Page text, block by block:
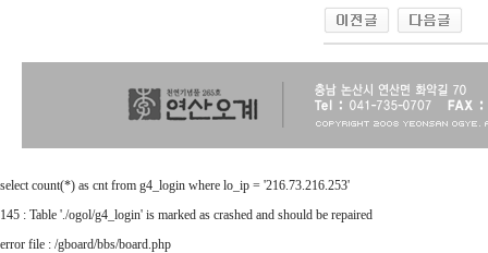
select count(*) as cnt from g4_login where lo_ip = '216.73.216.253'
145 : Table './ogol/g4_login' is marked as crashed and should be repaired
error file : /gboard/bbs/board.php